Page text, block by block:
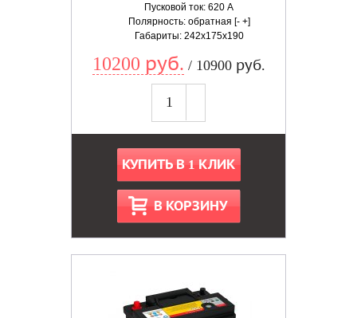
Пусковой ток: 620 А
Полярность: обратная [- +]
Габариты: 242x175x190
10200 руб. / 10900 руб.
КУПИТЬ В 1 КЛИК
В КОРЗИНУ